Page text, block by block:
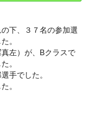
下、３７名の参加選
。
左）が、Bクラスで
。
手でした。
。